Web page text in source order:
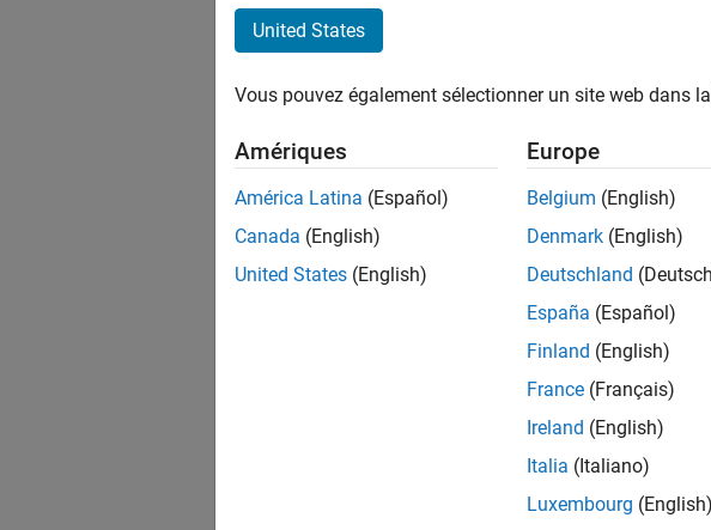
United States
Vous pouvez également sélectionner un site web dans
Amériques
América Latina (Español)
Canada (English)
United States (English)
Europe
Belgium (English)
Denmark (English)
Deutschland
España (Español)
Finland (English)
France (Français)
Ireland (English)
Italia (Italiano)
Luxembourg (English)